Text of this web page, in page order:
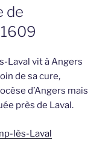
de
Laval vit à Angers
de sa cure,
d’Angers mais
près de Laval.
lès-Laval